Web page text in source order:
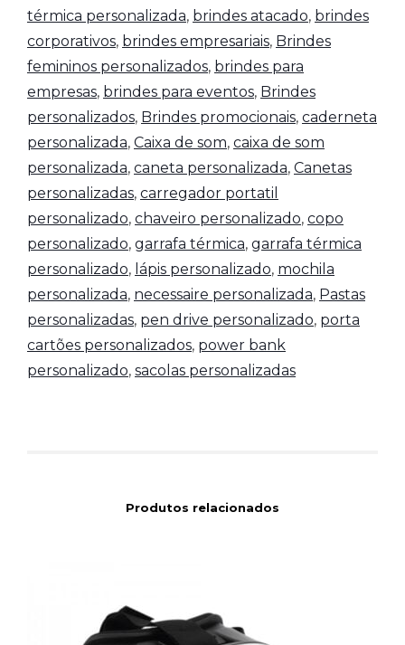
térmica personalizada, brindes atacado, brindes
corporativos, brindes empresariais, Brindes
femininos personalizados, brindes para
empresas, brindes para eventos, Brindes
personalizados, Brindes promocionais, caderneta
personalizada, Caixa de som, caixa de som
personalizada, caneta personalizada, Canetas
personalizadas, carregador portatil
personalizado, chaveiro personalizado, copo
personalizado, garrafa térmica, garrafa térmica
personalizado, lápis personalizado, mochila
personalizada, necessaire personalizada, Pastas
personalizadas, pen drive personalizado, porta
cartões personalizados, power bank
personalizado, sacolas personalizadas
Produtos relacionados